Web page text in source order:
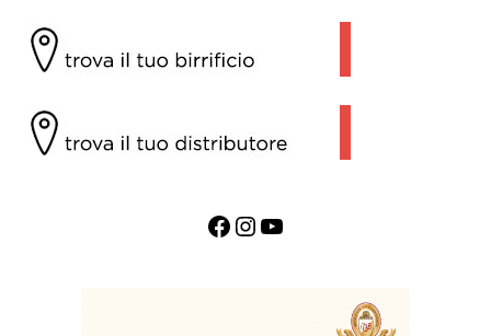
Facebook InstagramYouTube